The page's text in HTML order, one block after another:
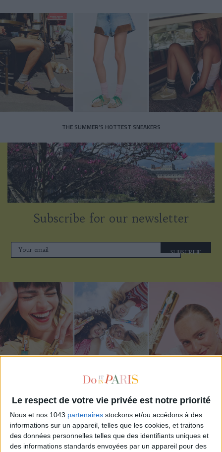
Le respect de votre vie privée est notre priorité
Nous et nos 1043 partenaires stockons et/ou accédons à des
informations sur un appareil, telles que les cookies, et traitons
des données personnelles telles que des identifiants uniques et
des informations standards envoyées par un appareil pour des
THE SUMMER’S HOTTEST SNEAKERS
Subscribe for our newsletter
SUBSCRIBE
FRAGRANCES